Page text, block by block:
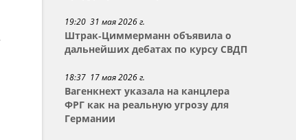
19:20 31 мая 2026 г.
Штрак-Циммерманн объявила о
дальнейших дебатах по курсу СВДП
18:37 17 мая 2026 г.
Вагенкнехт указала на канцлера
ФРГ как на реальную угрозу для
Германии